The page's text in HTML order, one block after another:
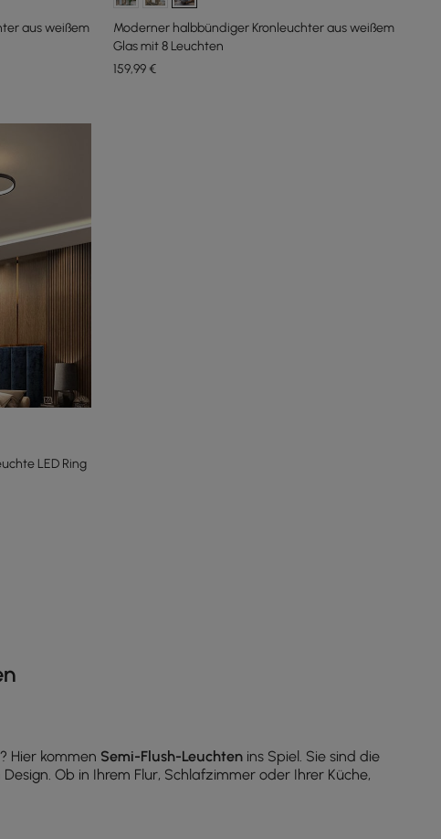
aus weißem
Moderner halbbündiger Kronleuchter aus weißem
Glas mit 8 Leuchten
159,99€
LED Ring
Hier kommen Semi-Flush-Leuchten ins Spiel. Sie sind die
Ob in Ihrem Flur, Schlafzimmer oder Ihrer Küche,